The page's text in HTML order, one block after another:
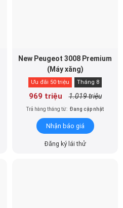
New Peugeot 3008 Premium
(Máy xăng)
Ưu đãi 50 triệu Tháng 8
969 triệu 1.019 triệu
Trả hàng tháng từ: Đang cập nhật
Nhận báo giá
Đăng ký lái thử